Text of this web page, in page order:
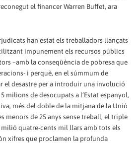
el financer Warren Buffet, ara
han estat els treballadors llançats
impunement els recursos públics
–amb la conseqüència de pobresa que
i perquè, en el súmmum de
el desastre per a introduir una involució
milions de desocupats a l’Estat espanyol,
més del doble de la mitjana de la Unió
menors de 25 anys sense treball, el triple
milió quatre-cents mil llars amb tots els
xifres que proclamen la profunda